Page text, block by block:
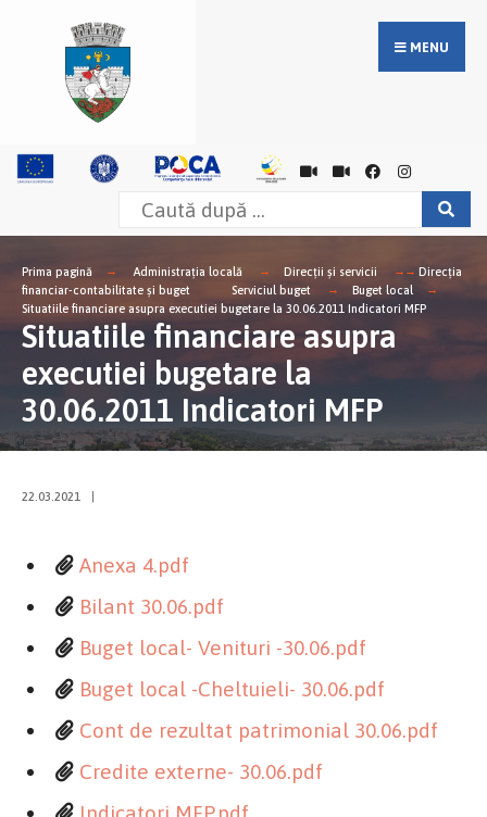
MENU
Prima pagină Administrația locală Direcții și servicii
Direcţia
financiar-contabilitate şi buget
Serviciul buget
Buget local
Situatiile financiare asupra executiei bugetare la 30.06.2011 Indicatori MFP
Situatiile financiare asupra
executiei bugetare la
30.06.2011 Indicatori MFP
22.03.2021
Anexa 4.pdf
Bilant 30.06.pdf
Buget local- Venituri -30.06.pdf
Buget local -Cheltuieli- 30.06.pdf
Cont de rezultat patrimonial 30.06.pdf
Credite externe- 30.06.pdf
Indicatori MFP.pdf